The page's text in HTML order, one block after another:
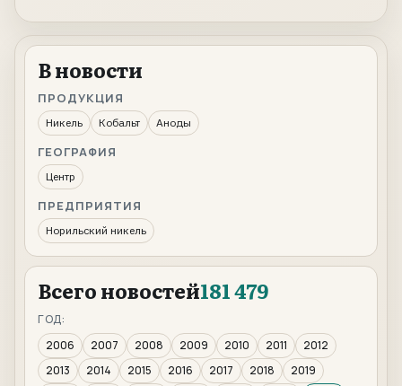
В новости
ПРОДУКЦИЯ
Никель Кобальт Аноды
ГЕОГРАФИЯ
Центр
ПРЕДПРИЯТИЯ
Норильский никель
Всего новостей181 479
ГОД:
2006
2007 2008 2009 2010 2011
2012
2013
2014 2015 2016 2017 2018
2019